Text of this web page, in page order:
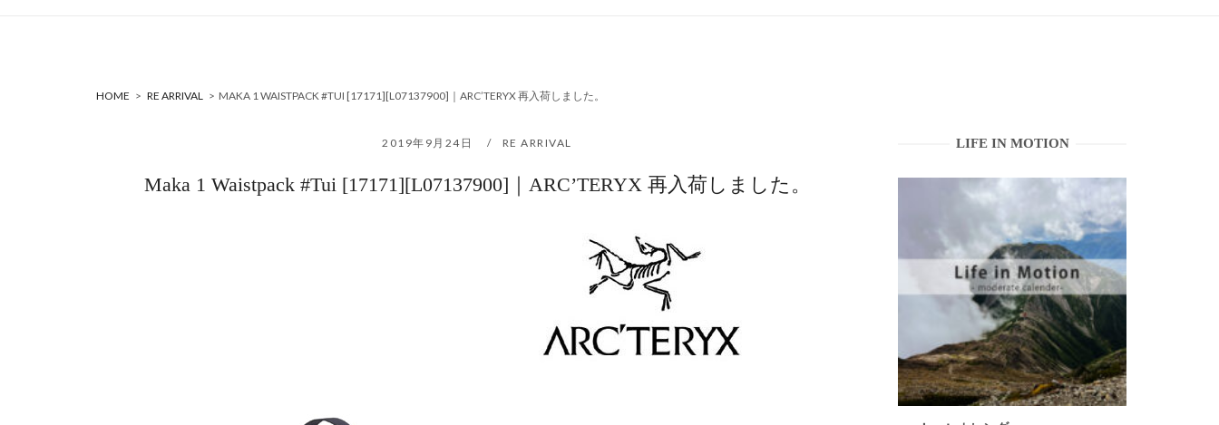
HOME > RE ARRIVAL > MAKA 1 WAISTPACK #TUI [17171][L07137900]｜ARC’TERYX 再入荷しました。
2019年9月24日 RE ARRIVAL
Maka 1 Waistpack #Tui [17171][L07137900]｜ARC’TERYX 再入荷しました。
LIFE IN MOTION